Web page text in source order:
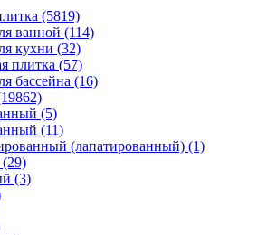
(5819)
ванной (114)
кухни (32)
плитка (57)
бассейна (16)
(5)
(11)
(лапатированный) (1)
(3)